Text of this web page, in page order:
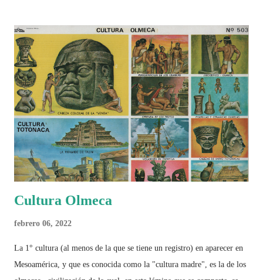
Cultura Olmeca
febrero 06, 2022
La 1° cultura (al menos de la que se tiene un registro) en aparecer en
Mesoamérica, y que es conocida como la "cultura madre", es la de los